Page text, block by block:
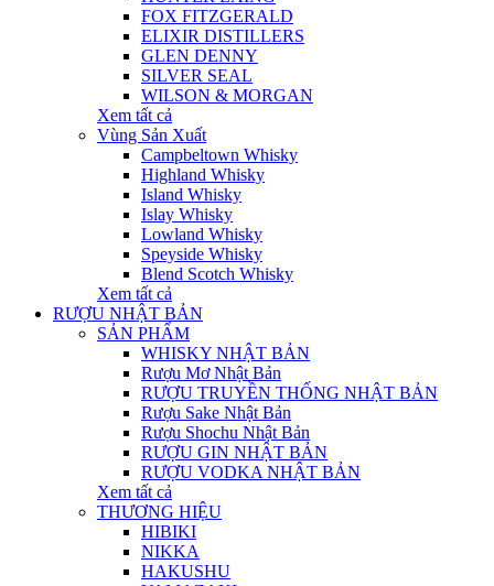
FOX FITZGERALD
ELIXIR DISTILLERS
GLEN DENNY
SILVER SEAL
WILSON & MORGAN
Xem tất cả
Vùng Sản Xuất
Campbeltown Whisky
Highland Whisky
Island Whisky
Islay Whisky
Lowland Whisky
Speyside Whisky
Blend Scotch Whisky
Xem tất cả
RƯỢU NHẬT BẢN
SẢN PHẨM
WHISKY NHẬT BẢN
Rượu Mơ Nhật Bản
RƯỢU TRUYỀN THỐNG NHẬT BẢN
Rượu Sake Nhật Bản
Rượu Shochu Nhật Bản
RƯỢU GIN NHẬT BẢN
RƯỢU VODKA NHẬT BẢN
Xem tất cả
THƯƠNG HIỆU
HIBIKI
NIKKA
HAKUSHU